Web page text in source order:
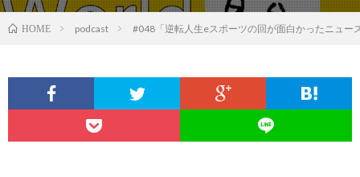
HOME podcast #048「逆転人生eスポーツの回が面白かったニュー